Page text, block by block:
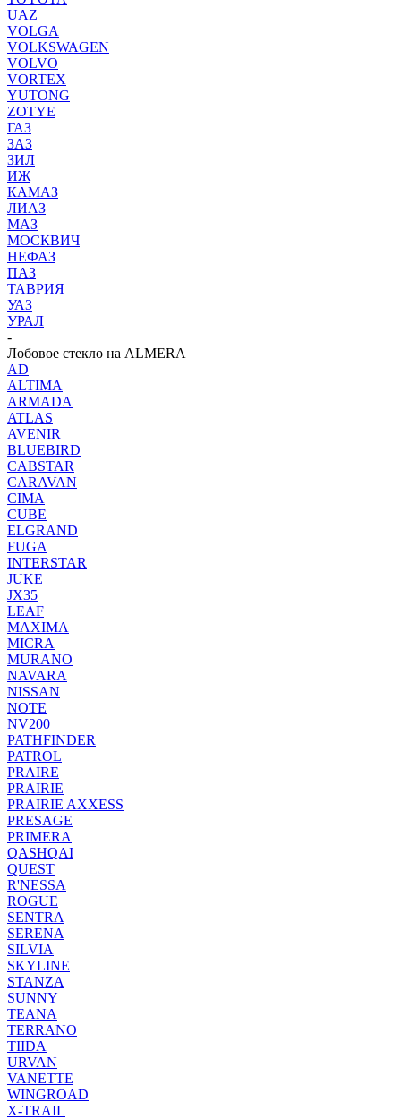
UAZ
VOLGA
VOLKSWAGEN
VOLVO
VORTEX
YUTONG
ZOTYE
ГАЗ
ЗАЗ
ЗИЛ
ИЖ
КАМАЗ
ЛИАЗ
МАЗ
МОСКВИЧ
НЕФАЗ
ПАЗ
ТАВРИЯ
УАЗ
УРАЛ
-
Лобовое стекло на ALMERA
AD
ALTIMA
ARMADA
ATLAS
AVENIR
BLUEBIRD
CABSTAR
CARAVAN
CIMA
CUBE
ELGRAND
FUGA
INTERSTAR
JUKE
JX35
LEAF
MAXIMA
MICRA
MURANO
NAVARA
NISSAN
NOTE
NV200
PATHFINDER
PATROL
PRAIRE
PRAIRIE
PRAIRIE AXXESS
PRESAGE
PRIMERA
QASHQAI
QUEST
R'NESSA
ROGUE
SENTRA
SERENA
SILVIA
SKYLINE
STANZA
SUNNY
TEANA
TERRANO
TIIDA
URVAN
VANETTE
WINGROAD
X-TRAIL